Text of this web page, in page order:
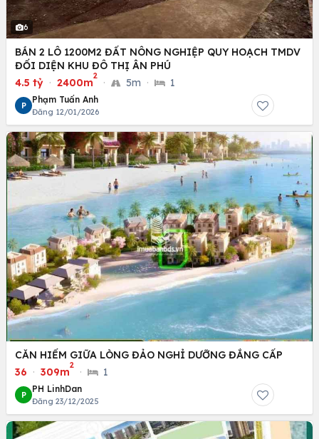
6
BÁN 2 LÔ 1200M2 ĐẤT NÔNG NGHIỆP QUY HOẠCH TMDV
ĐỐI DIỆN KHU ĐÔ THỊ ÂN PHÚ
4.5 tỷ · 2400m
2
· 5m · 1
P
Phạm Tuấn Anh
Đăng 12/01/2026
CĂN HIẾM GIỮA LÒNG ĐẢO NGHỈ DƯỠNG ĐẲNG CẤP
36 · 309m
2
· 1
P
PH LinhDan
Đăng 23/12/2025